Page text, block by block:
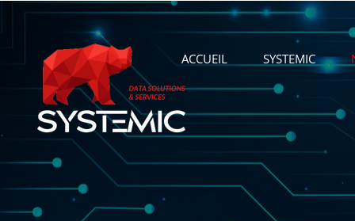
ACCUEIL SYSTEMIC